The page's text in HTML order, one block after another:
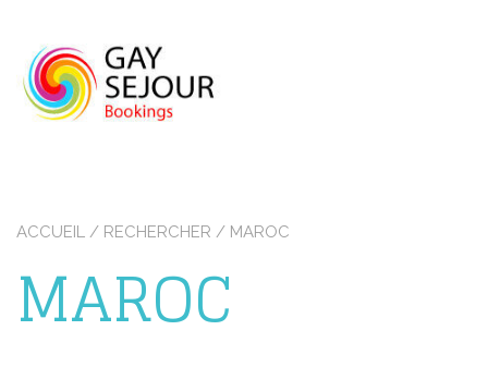
content
ACCUEIL / RECHERCHER / MAROC
MAROC